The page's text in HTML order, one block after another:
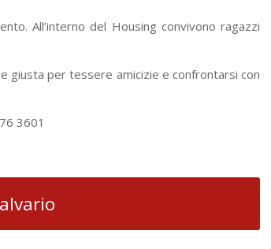
All’interno del Housing convivono ragazzi
giusta per tessere amicizie e confrontarsi con
3601